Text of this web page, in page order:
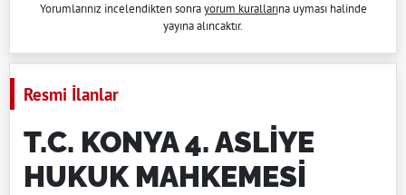
Yorumlarınız incelendikten sonrayorum kurallarına uyması halinde
yayına alıncaktır.
Resmi İlanlar
T.C. KONYA 4. ASLİYE
HUKUK MAHKEMESİ